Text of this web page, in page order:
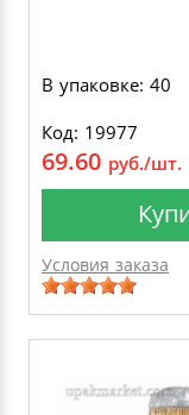
В упаковке: 40
Код: 19977
69.60 руб./шт.
Условия заказа